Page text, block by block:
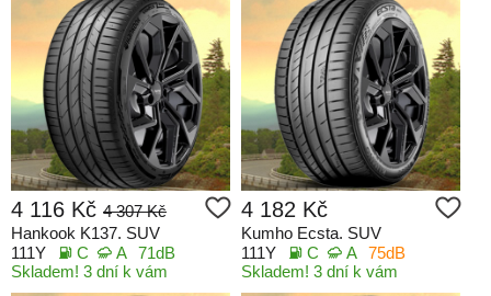
4 116 Kč 4 307 Kč
Hankook K137. SUV
111Y
C A 71dB
Skladem! 3 dní k vám
4 182 Kč
Kumho Ecsta. SUV
111Y
C A 75dB
Skladem! 3 dní k vám